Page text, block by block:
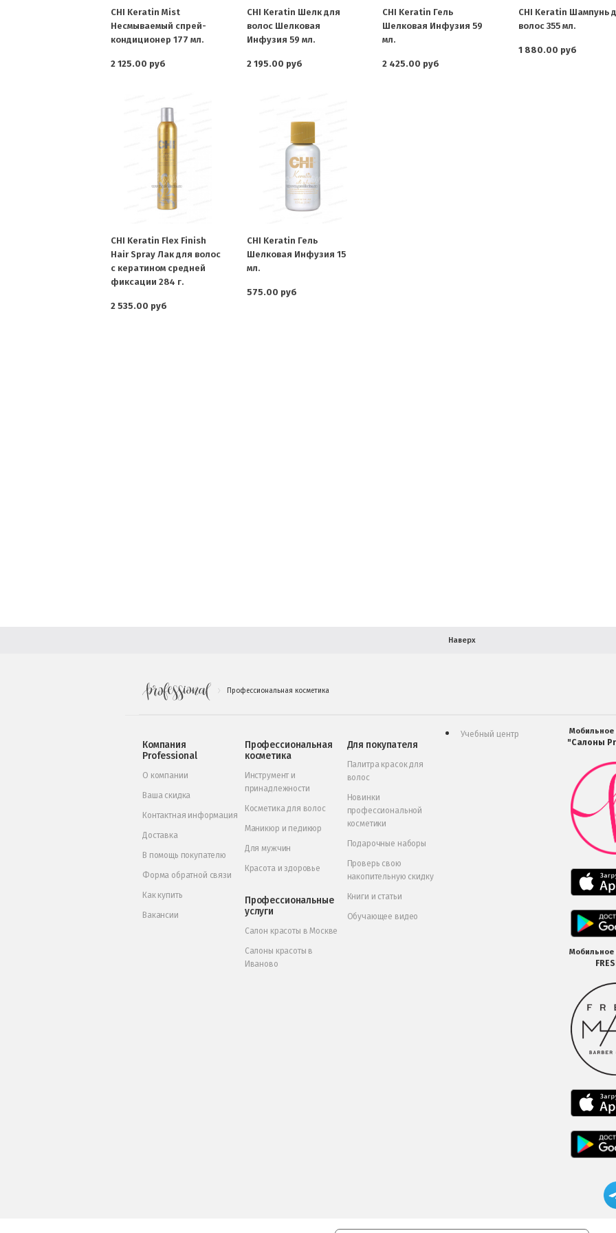
CHI Keratin Mist
Несмываемый спрей-
кондиционер 177 мл.
2 125.00 руб
CHI Keratin Шелк для
волос Шелковая
Инфузия 59 мл.
2 195.00 руб
CHI Keratin Гель
Шелковая Инфузия 59
мл.
2 425.00 руб
CHI Keratin Шампунь
волос 355 мл.
1 880.00 руб
CHI Keratin Flex Finish
Hair Spray Лак для волос
с кератином средней
фиксации 284 г.
2 535.00 руб
CHI Keratin Гель
Шелковая Инфузия 15
мл.
575.00 руб
Наверх
. Профессиональная косметика
Компания
Professional
О компании
Ваша скидка
Контактная информация
Доставка
В помощь покупателю
Форма обратной связи
Как купить
Вакансии
Профессиональная
косметика
Инструмент и
принадлежности
Косметика для волос
Маникюр и педикюр
Для мужчин
Красота и здоровье
Профессиональные
услуги
Салон красоты в Москве
Салоны красоты в
Иваново
Для покупателя
Палитра красок для
волос
Новинки
профессиональной
косметики
Подарочные наборы
Проверь свою
накопительную скидку
Книги и статьи
Обучающее видео
Учебный центр Мобильное
"Салоны
Мобильное